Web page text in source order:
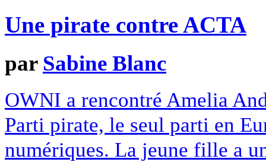
Une pirate contre ACTA
par Sabine Blanc
OWNI a rencontré Amelia
Parti pirate, le seul parti en
numériques. La jeune fille a